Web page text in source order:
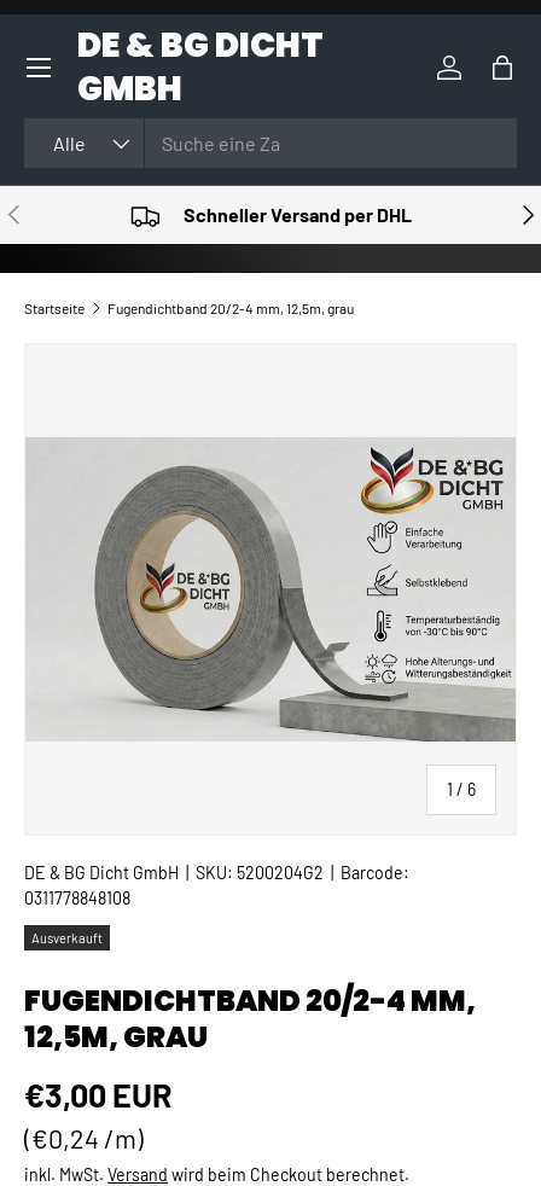
DIREKT ZUM INHALT
DE & BG DICHT
GMBH
Alle
Einloggen
VORHERIGE Schneller Versand per DHL
Startseite Fugendichtband 20/2-4 mm, 12,5m, grau
1 / von
6
DE & BG Dicht GmbH SKU: 5200204G2
Barcode:
0311778848108
Ausverkauft
FUGENDICHTBAND 20/2-4 MM,
12,5M, GRAU
Normaler Preis
€3,00 EUR
Grundpreis
€0,24 /m
inkl. MwSt. Versand wird beim Checkout berechnet.